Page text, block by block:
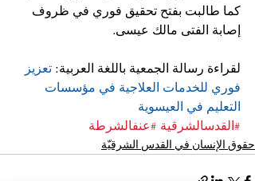
كما طالبت بفتح تحقيق فوري في ظروف
إصابة الفتى مالك عيسى.
لقراءة رسالة الجمعية باللغة العربية: تعزيز
فوري للخدمات العلاجية في مؤسسات
التعليم في العيسوية
#القدسالشرقية #عنفالشرطة
حقوق الإنسان في القدس الشرقيّة